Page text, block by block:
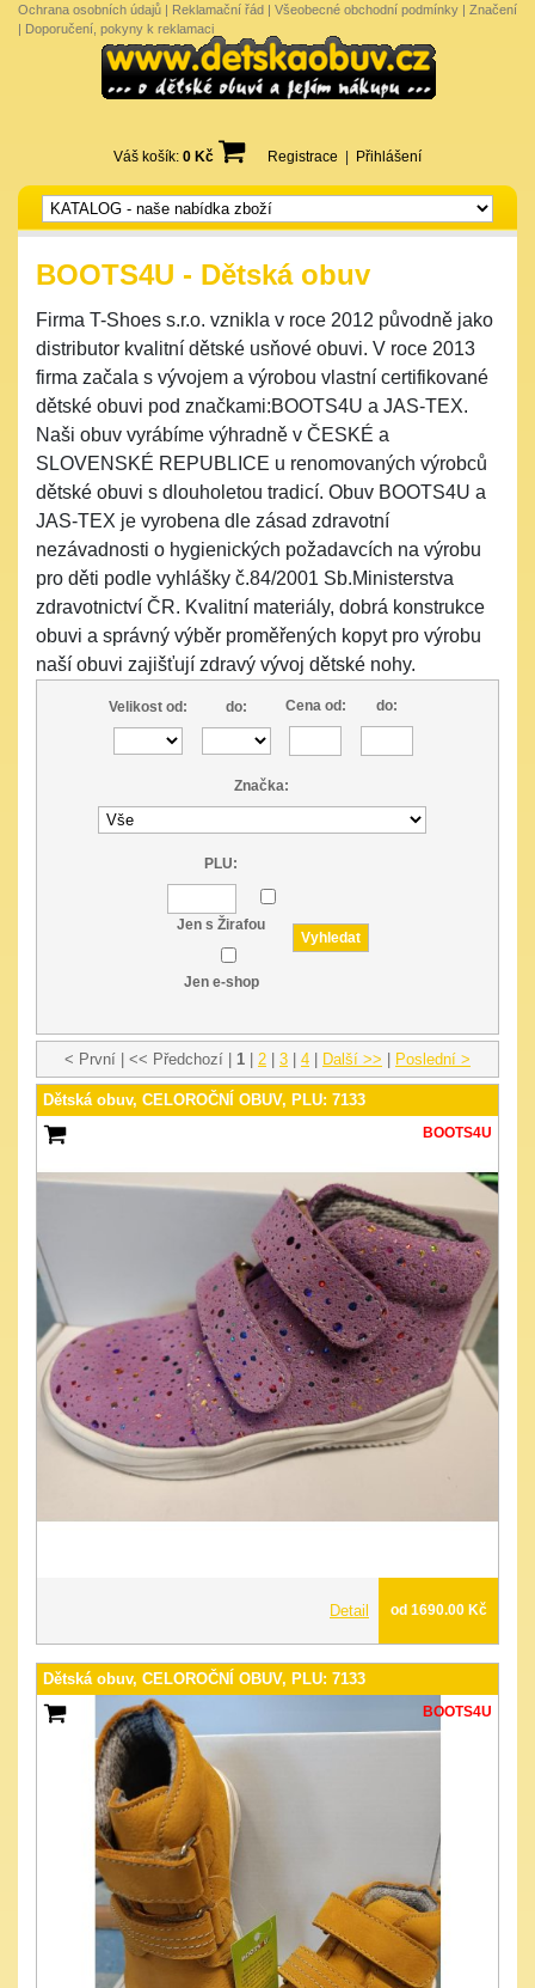
Ochrana osobních údajů | Reklamační řád | Všeobecné obchodní podmínky | Značení
| Doporučení, pokyny k reklamaci
Váš košík: 0 Kč Registrace Přihlášení
BOOTS4U - Dětská obuv
Firma T-Shoes s.r.o. vznikla v roce 2012 původně jako
distributor kvalitní dětské usňové obuvi. V roce 2013
firma začala s vývojem a výrobou vlastní certifikované
dětské obuvi pod značkami:BOOTS4U a JAS-TEX.
Naši obuv vyrábíme výhradně v ČESKÉ a
SLOVENSKÉ REPUBLICE u renomovaných výrobců
dětské obuvi s dlouholetou tradicí. Obuv BOOTS4U a
JAS-TEX je vyrobena dle zásad zdravotní
nezávadnosti o hygienických požadavcích na výrobu
pro děti podle vyhlášky č.84/2001 Sb.Ministerstva
zdravotnictví ČR. Kvalitní materiály, dobrá konstrukce
obuvi a správný výběr proměřených kopyt pro výrobu
naší obuvi zajišťují zdravý vývoj dětské nohy.
Velikost od: do: Cena od: do:
Značka:
PLU:
Jen s Žirafou
Jen e-shop
< První | << Předchozí | 1 2 3 4 Další >> Poslední >
Dětská obuv, CELOROČNÍ OBUV, PLU: 7133
BOOTS4U
Detail od 1690.00 Kč
Dětská obuv, CELOROČNÍ OBUV, PLU: 7133
BOOTS4U